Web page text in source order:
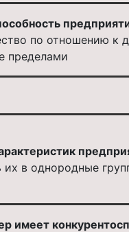
по отношению к
пределами
их в однородные
имеет